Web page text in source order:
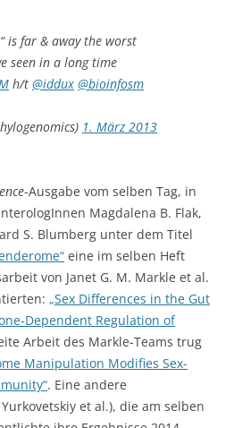
is far & away the worst
seen in a long time
h/t @iddux @bioinfosm
1. März 2013
-Ausgabe vom selben Tag, in
Magdalena B. Flak,
S. Blumberg unter dem Titel
eine im selben Heft
von Janet G. M. Markle et al.
„Sex Differences in the Gut
Dependent Regulation of
Arbeit des Markle-Teams trug
Manipulation Modifies Sex-
. Eine andere
et al.), die am selben